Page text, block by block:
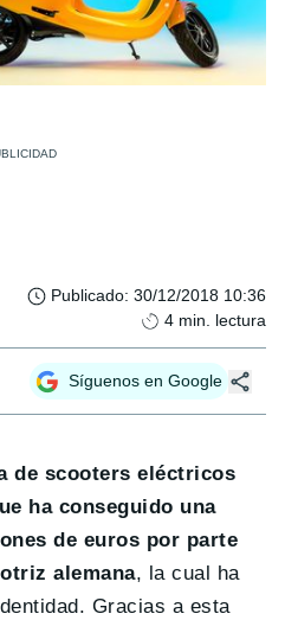
Publicado: 30/12/2018 10:36
4 min. lectura
Síguenos en Google
de scooters eléctricos
ha conseguido una
de euros por parte
alemana, la cual ha
Gracias a esta